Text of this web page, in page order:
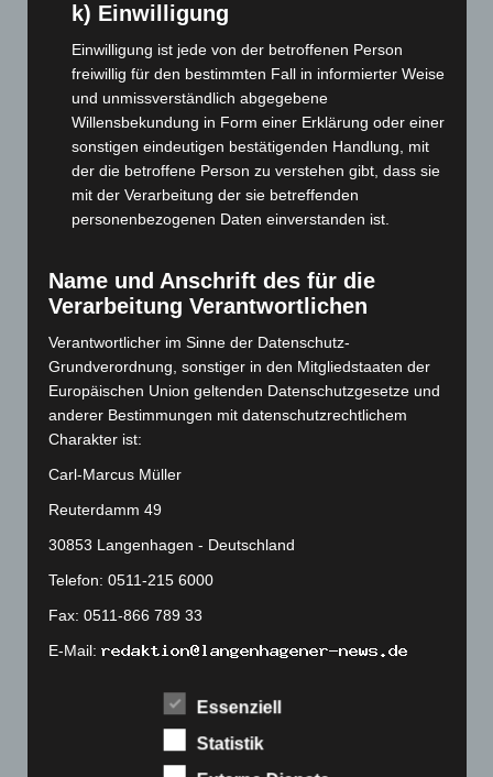
April 2023
März 2023(174)
Februar 2023(154)
Januar 2023(140)
Dezember 2022
(130)
November 2022(167)
Oktober 2022(166)
August 2022(166)
Juni 2022
(167)
Mai 2022(177)
April 2022(198)
Dezember 2021(204)
November 2021(215)
Oktober 2021(171)
September 2021(180)
(154)
k) Einwilligung
Einwilligung ist jede von der betroffenen Person
freiwillig für den bestimmten Fall in informierter Weise
und unmissverständlich abgegebene
Willensbekundung in Form einer Erklärung oder einer
sonstigen eindeutigen bestätigenden Handlung, mit
der die betroffene Person zu verstehen gibt, dass sie
mit der Verarbeitung der sie betreffenden
personenbezogenen Daten einverstanden ist.
Name und Anschrift des für die
Verarbeitung Verantwortlichen
Verantwortlicher im Sinne der Datenschutz-
Grundverordnung, sonstiger in den Mitgliedstaaten der
Europäischen Union geltenden Datenschutzgesetze und
anderer Bestimmungen mit datenschutzrechtlichem
Charakter ist:
Carl-Marcus Müller
Reuterdamm 49
30853 Langenhagen - Deutschland
Telefon: 0511-215 6000
Fax: 0511-866 789 33
E-Mail:
Die Internetseiten verwenden Cookies. Cookies sind
Textdateien, welche über einen Internetbrowser auf
Essenziell
Statistik